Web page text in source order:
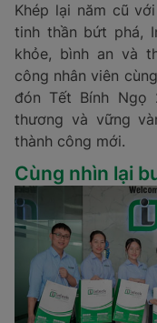
Khép lại năm cũ
tinh thần bứt phá,
khỏe, bình an và
công nhân viên
đón Tết Bính
thương và vững
thành công mới.
Cùng nhìn lại